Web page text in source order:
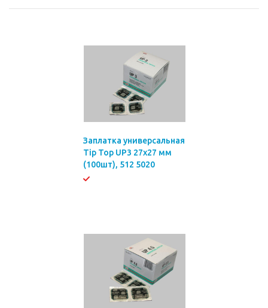
Заплатка универсальная
Tip Top UP3 27х27 мм
(100шт), 512 5020